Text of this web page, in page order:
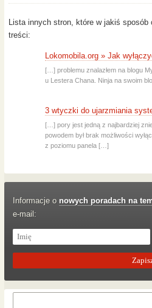
Lista innych stron, które w jakiś
treści:
Lokomobila.org » Jak
[…] problemu znalazłem na blogu
u Lestera Chana. Ninja na swoim
3 wtyczki do ujarzmiania
[…] pory jest jedną z najbardziej
powodem był brak możliwości
z poziomu panela […]
Informacje o nowych poradach na
e-mail: